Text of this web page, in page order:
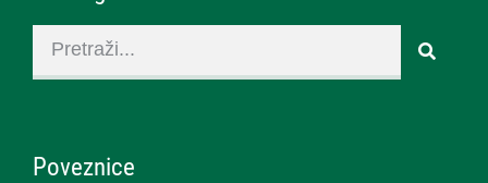
Poveznice